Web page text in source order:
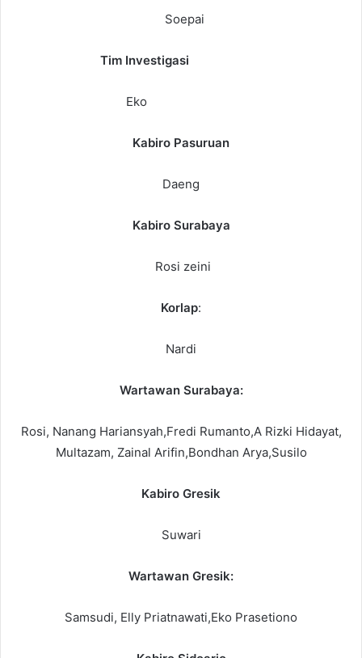
Soepai
Tim Investigasi
Eko
Kabiro Pasuruan
Daeng
Kabiro Surabaya
Rosi zeini
Korlap:
Nardi
Wartawan Surabaya:
Rosi, Nanang Hariansyah,Fredi Rumanto,A Rizki Hidayat,
Multazam, Zainal Arifin,Bondhan Arya,Susilo
Kabiro Gresik
Suwari
Wartawan Gresik:
Samsudi, Elly Priatnawati,Eko Prasetiono